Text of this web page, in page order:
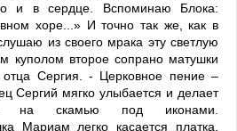
и в сердце. Вспоминаю Блока:
хоре...» И точно так же, как в
из своего мрака эту светлую
куполом второе сопрано матушки
отца Сергия. - Церковное пение –
Сергий мягко улыбается и делает
на скамью под иконами.
Мариам легко касается платка,